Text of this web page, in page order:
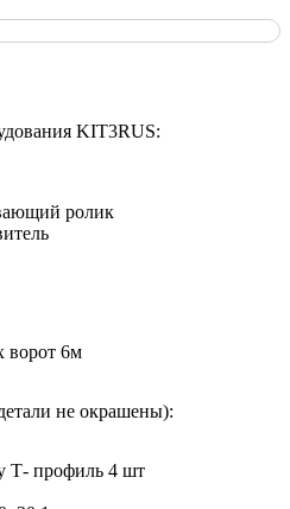
KIT3RUS:
ролик
ворот 6м
не окрашены):
Т- профиль 4 шт